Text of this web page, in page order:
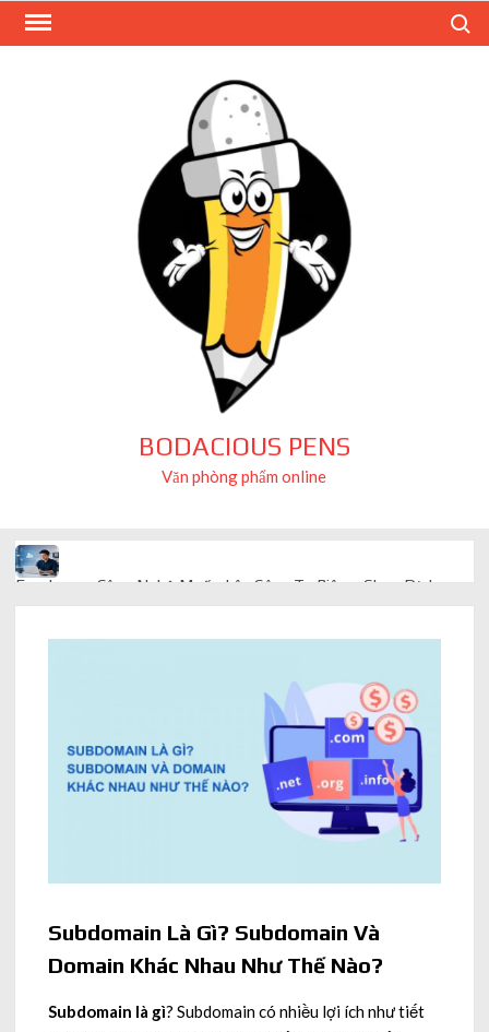
Skip
BODACIOUS PENS
Văn phòng phẩm online
Freelancer Công Nghệ Muốn Lên Công Ty Riêng: Chọn Dịch
Vụ Thành Lập Trọn Gói Giá Rẻ Thế Nào?
Quà cá nhân hóa: vì sao món làm riêng luôn ghi điểm
AI trong doanh nghiệp: Phân biệt RPA, workflow và AI agent
Ứng dụng AI trong doanh nghiệp để cắt giảm chi phí vận hành
Ứng dụng AI cho chăm sóc khách hàng giúp web phản hồi
Subdomain Là Gì? Subdomain Và
Domain Khác Nhau Như Thế Nào?
Subdomain là gì? Subdomain có nhiều lợi ích như tiết